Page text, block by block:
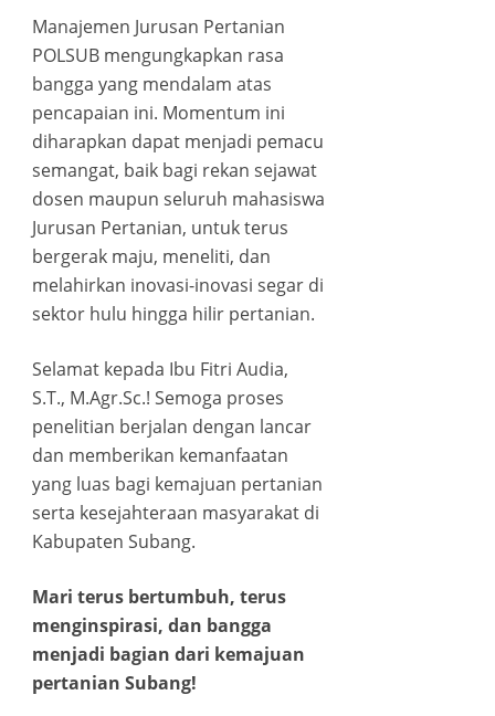
panel
panel
panel
panel
panel
panel
panel
panel
Manajemen Jurusan Pertanian
POLSUB mengungkapkan rasa
bangga yang mendalam atas
pencapaian ini. Momentum ini
diharapkan dapat menjadi pemacu
semangat, baik bagi rekan sejawat
dosen maupun seluruh mahasiswa
Jurusan Pertanian, untuk terus
bergerak maju, meneliti, dan
melahirkan inovasi-inovasi segar di
sektor hulu hingga hilir pertanian.
Selamat kepada Ibu Fitri Audia,
S.T., M.Agr.Sc.! Semoga proses
penelitian berjalan dengan lancar
dan memberikan kemanfaatan
yang luas bagi kemajuan pertanian
serta kesejahteraan masyarakat di
Kabupaten Subang.
Mari terus bertumbuh, terus
menginspirasi, dan bangga
menjadi bagian dari kemajuan
pertanian Subang!